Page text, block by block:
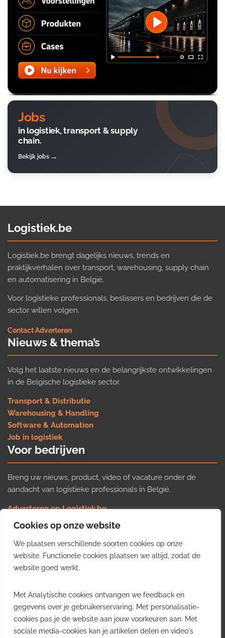
Cookies op onze website
We plaatsen verschillende soorten cookies op onze
website. Functionele cookies plaatsen we altijd, zodat de
website goed werkt.
Met Analytische cookies ontvangen we feedback en
gegevens over je gebruikerservaring. Met personalisatie-
cookies pas je de website aan jouw voorkeuren aan. Met
sociale media-cookies kan je artikelen delen en video's
Jobs
in logistiek, transport & supply
chain.
Bekijk jobs
Logistiek.be
Logistiek.be brengt dagelijks nieuws, trends en
praktijkverhalen over transport, warehousing, supply chain
en automatisering in België.
Voor logistieke professionals, beslissers en bedrijven die de
sector willen volgen.
Contact·Adverteren
Nieuws & thema’s
Volg het laatste nieuws en de belangrijkste ontwikkelingen
in de Belgische logistieke sector.
Transport & Distributie
Warehousing & Handling
Software & Automation
Job in logistiek
Voor bedrijven
Breng uw nieuws, product, video of vacature onder de
aandacht van logistieke professionals in België.
Adverteren op Logistiek.be
Nieuws insturen
Uw video op Logistiek.TV
Job plaatsen
Gratis wekelijkse update
inzichten uit de Belgische logistieke sector in uw inbox.
Ontvang je gratis
wekelijkse update